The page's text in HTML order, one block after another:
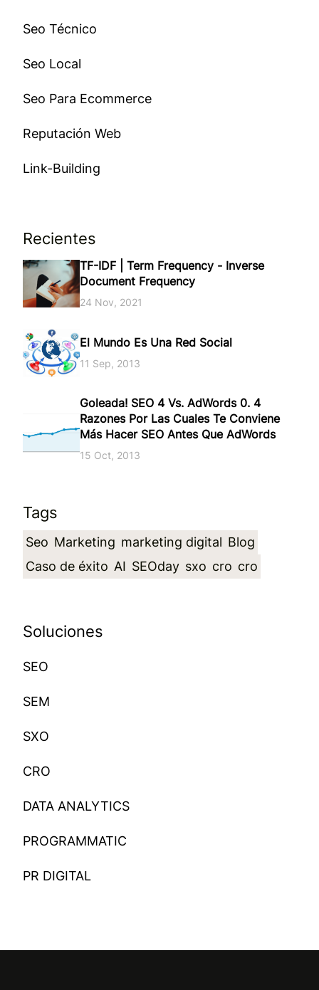
Seo Técnico
Seo Local
Seo Para Ecommerce
Reputación Web
Link-Building
Recientes
TF-IDF | Term Frequency - Inverse
Document Frequency
24 Nov, 2021
El Mundo Es Una Red Social
11 Sep, 2013
Goleada! SEO 4 Vs. AdWords 0. 4
Razones Por Las Cuales Te Conviene
Más Hacer SEO Antes Que AdWords
15 Oct, 2013
Tags
Seo Marketing marketing digital Blog
Caso de éxito AI SEOday sxo cro cro
Soluciones
SEO
SEM
SXO
CRO
DATA ANALYTICS
PROGRAMMATIC
PR DIGITAL